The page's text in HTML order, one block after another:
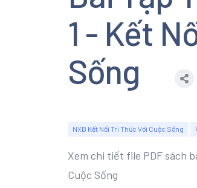
1 - Kết
Sống
NXB Kết Nối Tri Thức Với Cuộc Sống
Xem chi tiết file PDF sách
Cuộc Sống